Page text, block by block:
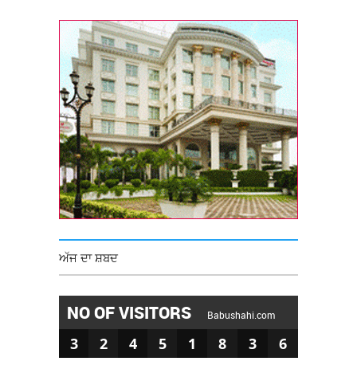
ਅੱਜ ਦਾ ਸ਼ਬਦ
NO OF VISITORS Babushahi.com
3 2 4 5 1 8 3 6